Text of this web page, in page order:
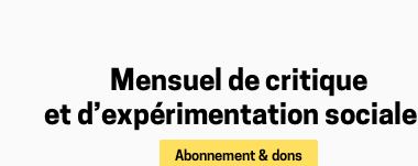
Mensuel de critique
et d’expérimentation
Abonnement & dons